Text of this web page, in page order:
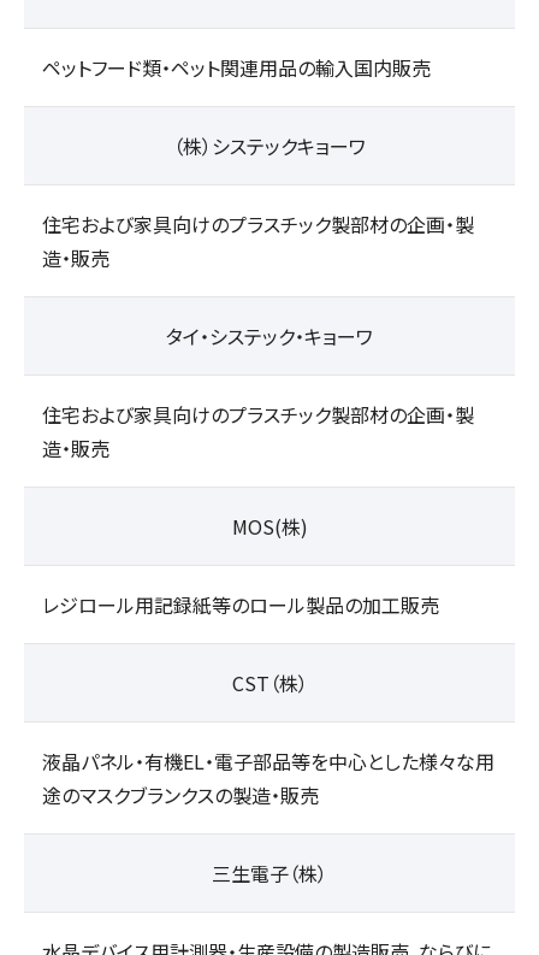
ペットフード類・ペット関連用品の輸入国内販売
（株）システックキョーワ
住宅および家具向けのプラスチック製部材の企画・製
造・販売
タイ・システック・キョーワ
住宅および家具向けのプラスチック製部材の企画・製
造・販売
MOS(株)
レジロール用記録紙等のロール製品の加工販売
CST（株）
液晶パネル・有機EL・電子部品等を中心とした様々な用
途のマスクブランクスの製造・販売
三生電子（株）